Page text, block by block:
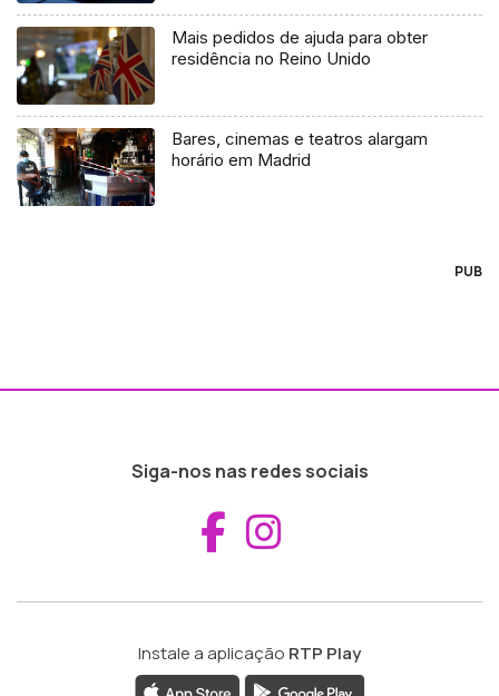
Mais pedidos de ajuda para obter
residência no Reino Unido
Bares, cinemas e teatros alargam
horário em Madrid
PUB
Siga-nos nas redes sociais
Aceder ao
Instale a aplicação RTP Play